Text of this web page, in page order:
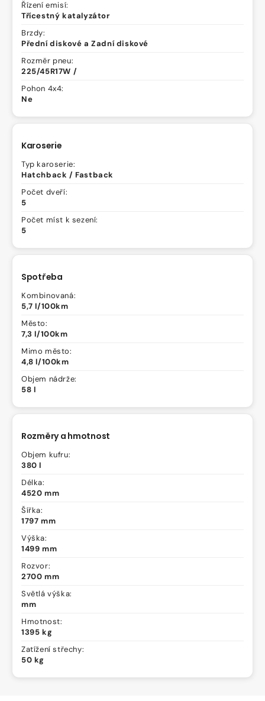
Řízení emisí:
Třícestný katalyzátor
Brzdy:
Přední diskové a Zadní diskové
Rozměr pneu:
225/45R17W /
Pohon 4x4:
Ne
Karoserie
Typ karoserie:
Hatchback / Fastback
Počet dveří:
5
Počet míst k sezení:
5
Spotřeba
Kombinovaná:
5,7 l/100km
Město:
7,3 l/100km
Mimo město:
4,8 l/100km
Objem nádrže:
58 l
Rozměry a hmotnost
Objem kufru:
380 l
Délka:
4520 mm
Šířka:
1797 mm
Výška:
1499 mm
Rozvor:
2700 mm
Světlá výška:
mm
Hmotnost:
1395 kg
Zatížení střechy:
50 kg